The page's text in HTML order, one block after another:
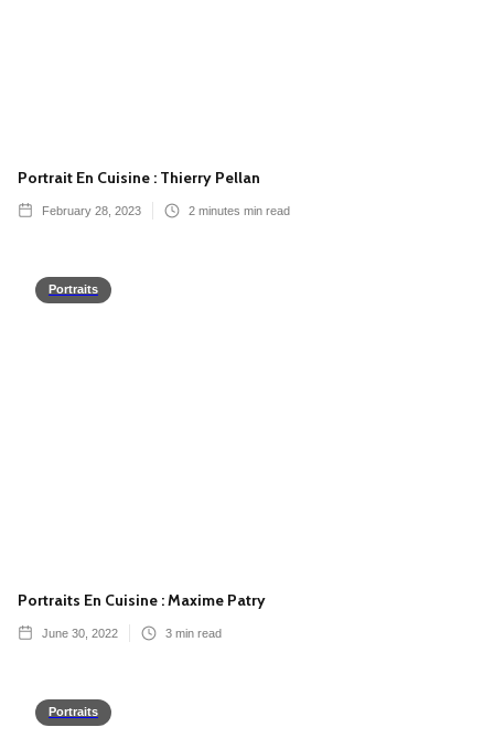
Portrait En Cuisine : Thierry Pellan
February 28, 2023 2 minutes min read
Portraits
Portraits En Cuisine : Maxime Patry
June 30, 2022 3 min read
Portraits